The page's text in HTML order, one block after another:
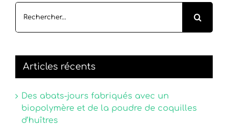
Rechercher:
Articles récents
Des abats-jours fabriqués avec un
biopolymère et de la poudre de coquilles
d’huîtres